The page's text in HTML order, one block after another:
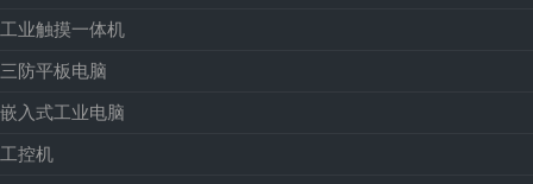
工业触摸一体机
三防平板电脑
嵌入式工业电脑
工控机